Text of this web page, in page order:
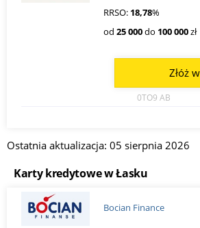
RRSO: 18,78%
od 25 000do 100 000zł
0TO9 AB
Złóż
Ostatnia aktualizacja: 05 sierpnia 2026
Karty kredytowe w Łasku
Bocian Finance